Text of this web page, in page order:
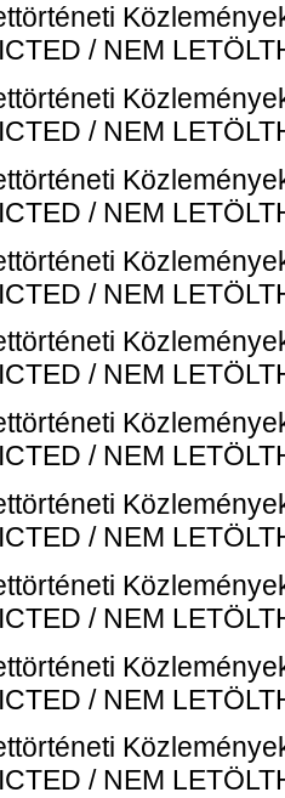
/ NEM
/ NEM
/ NEM
/ NEM
/ NEM
/ NEM
/ NEM
/ NEM
/ NEM
/ NEM